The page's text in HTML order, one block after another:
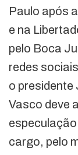
Paulo após
e na
pelo Boca
redes
o presidente
Vasco deve
cargo, pelo